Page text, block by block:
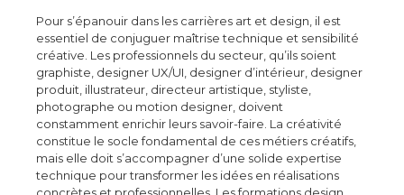
Pour s’épanouir dans les carrières art et design, il est
essentiel de conjuguer maîtrise technique et sensibilité
créative. Les professionnels du secteur, qu’ils soient
graphiste, designer UX/UI, designer d’intérieur, designer
produit, illustrateur, directeur artistique, styliste,
photographe ou motion designer, doivent
constamment enrichir leurs savoir-faire. La créativité
constitue le socle fondamental de ces métiers créatifs,
mais elle doit s’accompagner d’une solide expertise
technique pour transformer les idées en réalisations